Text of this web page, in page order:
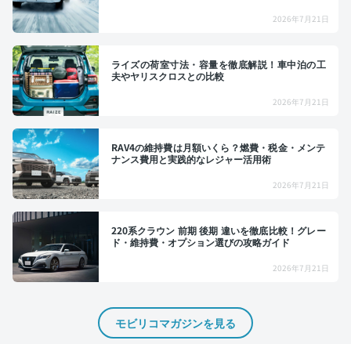
2026年7月21日
ライズの荷室寸法・容量を徹底解説！車中泊の工
夫やヤリスクロスとの比較
2026年7月21日
RAV4の維持費は月額いくら？燃費・税金・メンテ
ナンス費用と実践的なレジャー活用術
2026年7月21日
220系クラウン 前期 後期 違いを徹底比較！グレー
ド・維持費・オプション選びの攻略ガイド
2026年7月21日
モビリコマガジンを見る